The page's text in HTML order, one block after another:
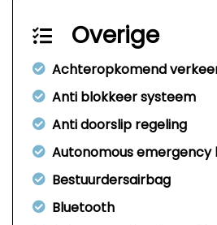
Overige
Achteropkomend
Anti blokkeer systeem
Anti doorslip regeling
Autonomous emergency
Bestuurdersairbag
Bluetooth